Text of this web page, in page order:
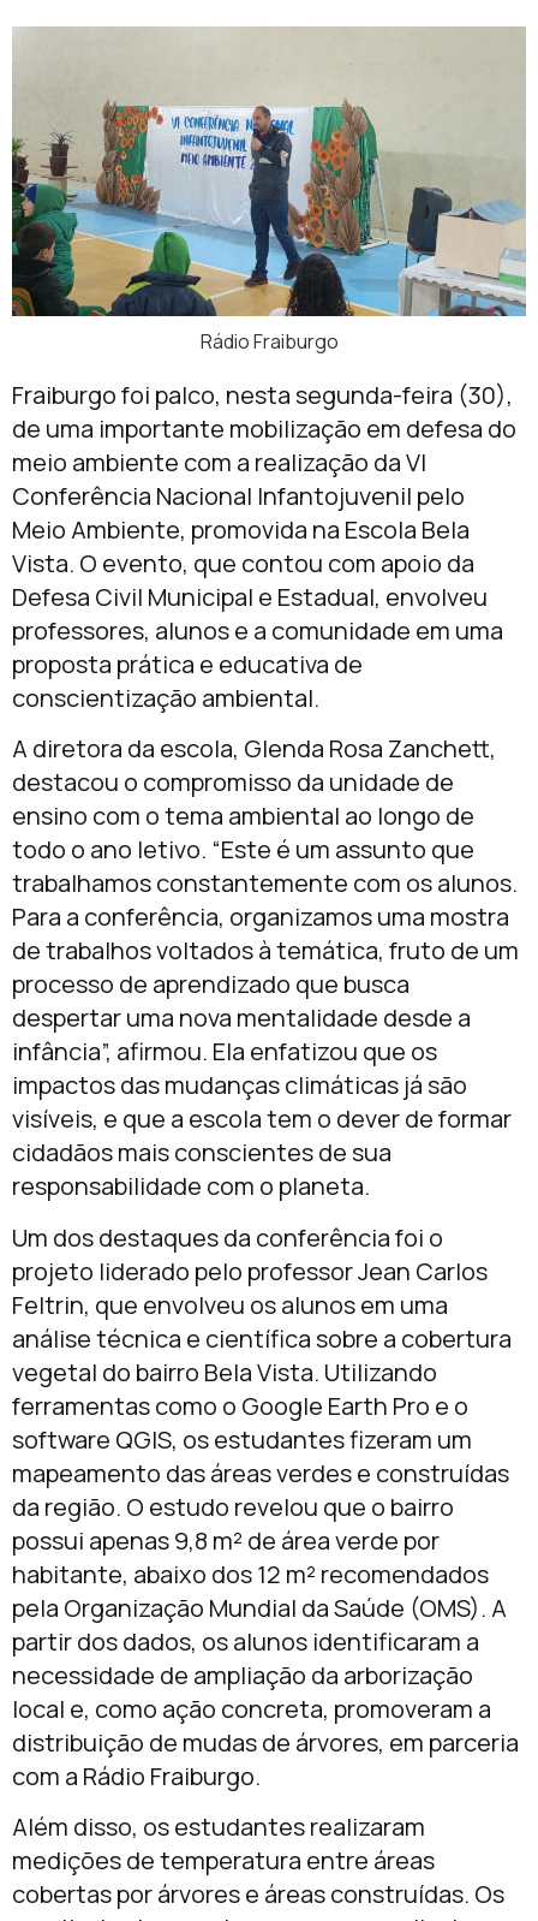
Rádio Fraiburgo
Fraiburgo foi palco, nesta segunda-feira (30),
de uma importante mobilização em defesa do
meio ambiente com a realização da VI
Conferência Nacional Infantojuvenil pelo
Meio Ambiente, promovida na Escola Bela
Vista. O evento, que contou com apoio da
Defesa Civil Municipal e Estadual, envolveu
professores, alunos e a comunidade em uma
proposta prática e educativa de
conscientização ambiental.
A diretora da escola, Glenda Rosa Zanchett,
destacou o compromisso da unidade de
ensino com o tema ambiental ao longo de
todo o ano letivo. “Este é um assunto que
trabalhamos constantemente com os alunos.
Para a conferência, organizamos uma mostra
de trabalhos voltados à temática, fruto de um
processo de aprendizado que busca
despertar uma nova mentalidade desde a
infância”, afirmou. Ela enfatizou que os
impactos das mudanças climáticas já são
visíveis, e que a escola tem o dever de formar
cidadãos mais conscientes de sua
responsabilidade com o planeta.
Um dos destaques da conferência foi o
projeto liderado pelo professor Jean Carlos
Feltrin, que envolveu os alunos em uma
análise técnica e científica sobre a cobertura
vegetal do bairro Bela Vista. Utilizando
ferramentas como o Google Earth Pro e o
software QGIS, os estudantes fizeram um
mapeamento das áreas verdes e construídas
da região. O estudo revelou que o bairro
possui apenas 9,8 m² de área verde por
habitante, abaixo dos 12 m² recomendados
pela Organização Mundial da Saúde (OMS). A
partir dos dados, os alunos identificaram a
necessidade de ampliação da arborização
local e, como ação concreta, promoveram a
distribuição de mudas de árvores, em parceria
com a Rádio Fraiburgo.
Além disso, os estudantes realizaram
medições de temperatura entre áreas
cobertas por árvores e áreas construídas. Os